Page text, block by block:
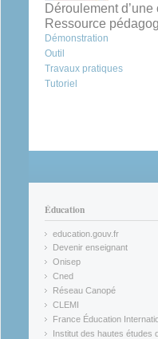
Déroulement
Ressource
Démonstration
Outil
Travaux pratiques
Tutoriel
Éducation
education.gouv.fr
(link is external)
Devenir enseignant
(link is external)
Onisep
(link is external)
Cned
(link is external)
Réseau Canopé
(link is external)
CLEMI
(link is external)
France Éducation
(link is external)
Institut des hautes études